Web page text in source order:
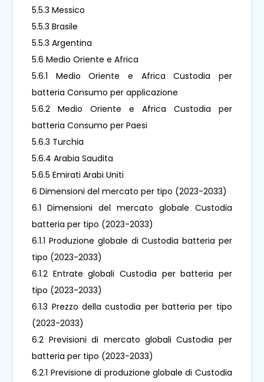
5.5.3 Messico
5.5.3 Brasile
5.5.3 Argentina
5.6 Medio Oriente e Africa
5.6.1 Medio Oriente e Africa Custodia per
batteria Consumo per applicazione
5.6.2 Medio Oriente e Africa Custodia per
batteria Consumo per Paesi
5.6.3 Turchia
5.6.4 Arabia Saudita
5.6.5 Emirati Arabi Uniti
6 Dimensioni del mercato per tipo (2023-2033)
6.1 Dimensioni del mercato globale Custodia
batteria per tipo (2023-2033)
6.1.1 Produzione globale di Custodia batteria per
tipo (2023-2033)
6.1.2 Entrate globali Custodia per batteria per
tipo (2023-2033)
6.1.3 Prezzo della custodia per batteria per tipo
(2023-2033)
6.2 Previsioni di mercato globali Custodia per
batteria per tipo (2023-2033)
6.2.1 Previsione di produzione globale di Custodia